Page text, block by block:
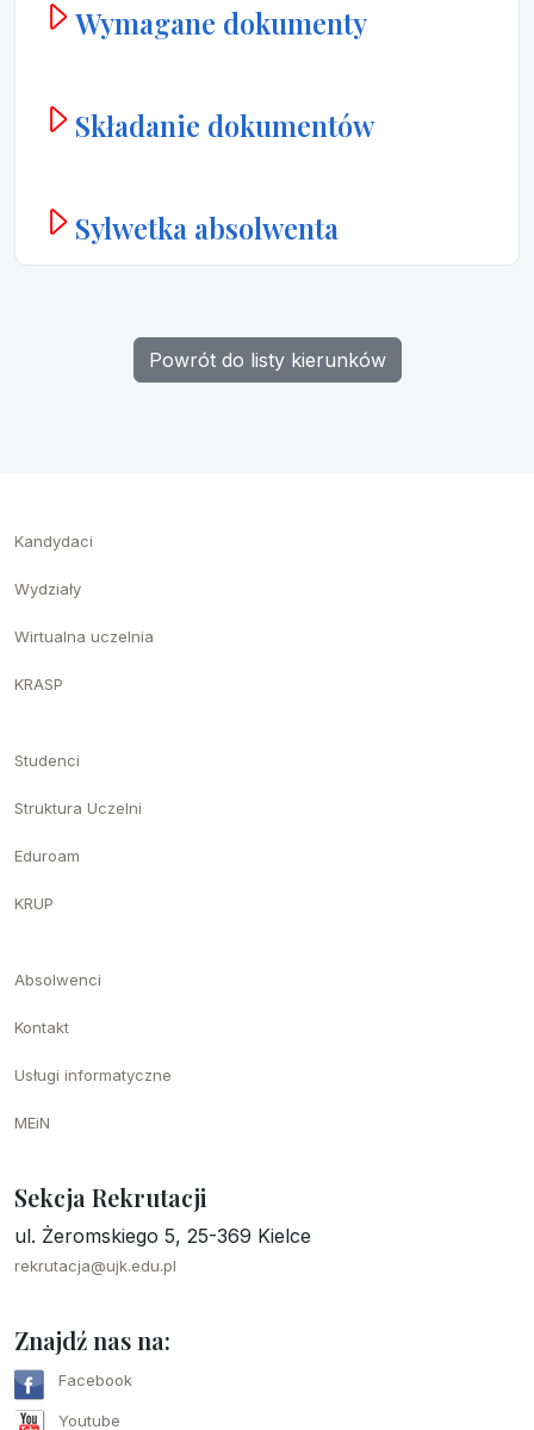
Wymagane dokumenty
Składanie dokumentów
Sylwetka absolwenta
Powrót do listy kierunków
Kandydaci
Wydziały
Wirtualna uczelnia
KRASP
Studenci
Struktura Uczelni
Eduroam
KRUP
Absolwenci
Kontakt
Usługi informatyczne
MEiN
Sekcja Rekrutacji
ul. Żeromskiego 5, 25-369 Kielce
rekrutacja@ujk.edu.pl
Znajdź nas na:
Facebook
Youtube